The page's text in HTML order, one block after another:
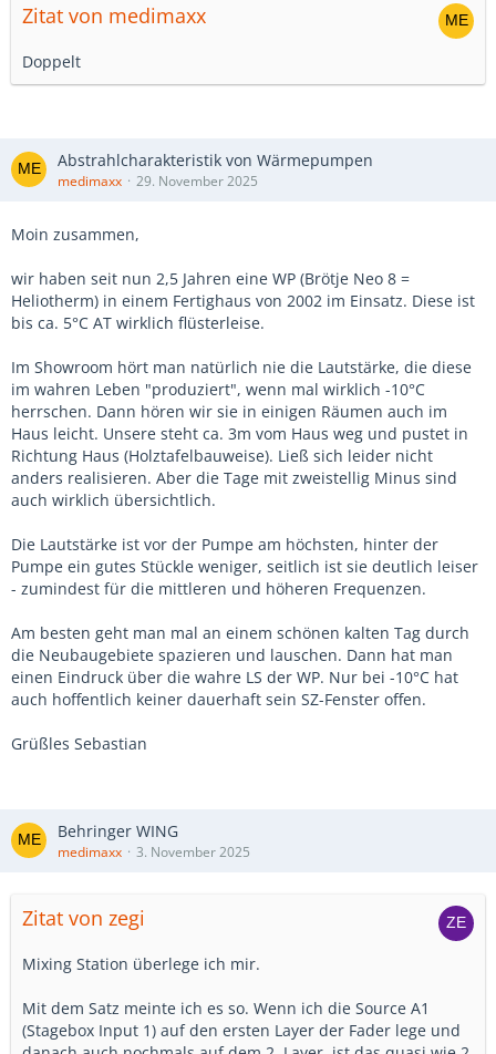
Zitat von medimaxx
Doppelt
Abstrahlcharakteristik von Wärmepumpen
medimaxx 29. November 2025
Moin zusammen,
wir haben seit nun 2,5 Jahren eine WP (Brötje Neo 8 =
Heliotherm) in einem Fertighaus von 2002 im Einsatz. Diese ist
bis ca. 5°C AT wirklich flüsterleise.
Im Showroom hört man natürlich nie die Lautstärke, die diese
im wahren Leben "produziert", wenn mal wirklich -10°C
herrschen. Dann hören wir sie in einigen Räumen auch im
Haus leicht. Unsere steht ca. 3m vom Haus weg und pustet in
Richtung Haus (Holztafelbauweise). Ließ sich leider nicht
anders realisieren. Aber die Tage mit zweistellig Minus sind
auch wirklich übersichtlich.
Die Lautstärke ist vor der Pumpe am höchsten, hinter der
Pumpe ein gutes Stückle weniger, seitlich ist sie deutlich leiser
- zumindest für die mittleren und höheren Frequenzen.
Am besten geht man mal an einem schönen kalten Tag durch
die Neubaugebiete spazieren und lauschen. Dann hat man
einen Eindruck über die wahre LS der WP. Nur bei -10°C hat
auch hoffentlich keiner dauerhaft sein SZ-Fenster offen.
Grüßles Sebastian
Behringer WING
medimaxx 3. November 2025
Zitat von zegi
Mixing Station überlege ich mir.
Mit dem Satz meinte ich es so. Wenn ich die Source A1
(Stagebox Input 1) auf den ersten Layer der Fader lege und